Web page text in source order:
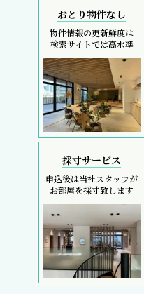
おとり物件なし
物件情報の更新鮮度は
検索サイトでは高水準
採寸サービス
申込後は当社スタッフが
お部屋を採寸致します